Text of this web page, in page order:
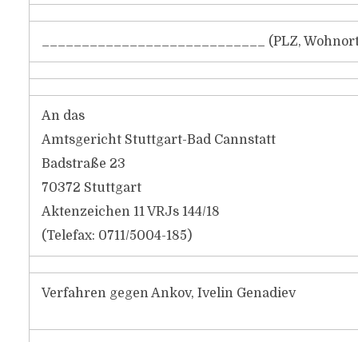
____________________________ (PLZ,
An das
Amtsgericht Stuttgart-Bad Cannstatt
Badstraße 23
70372 Stuttgart
Aktenzeichen 11 VRJs 144/18
(Telefax: 0711/5004-185)
Verfahren gegen Ankov, Ivelin Genadiev